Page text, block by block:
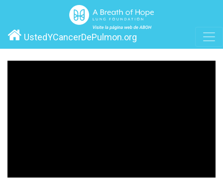
UstedYCancerDePulmon.org